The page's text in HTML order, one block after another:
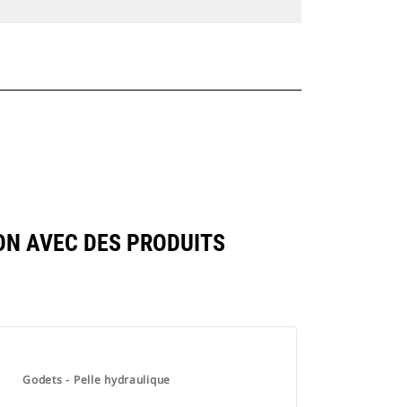
AVEC DES PRODUITS
Godets - Pelle hydraulique